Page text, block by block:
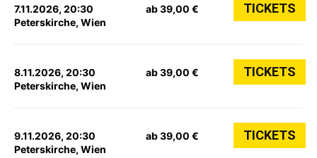
7.11.2026, 20:30
Peterskirche, Wien
ab 39,00 € TICKETS
8.11.2026, 20:30
Peterskirche, Wien
ab 39,00 € TICKETS
9.11.2026, 20:30
Peterskirche, Wien
ab 39,00 € TICKETS